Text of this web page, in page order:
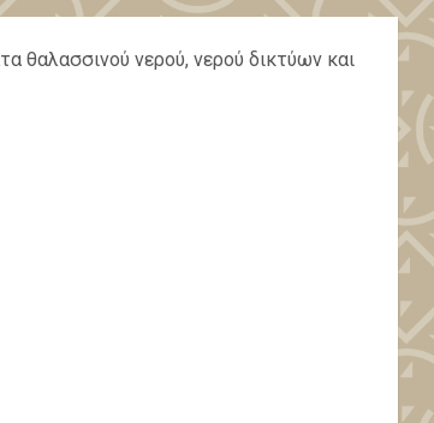
θαλασσινού νερού, νερού δικτύων και